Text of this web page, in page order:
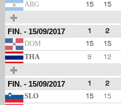
ARG
15 15
FIN. - 15/09/2017 1 2
DOM
15 15
THA
9 12
FIN. - 15/09/2017 1 2
SLO
15 15